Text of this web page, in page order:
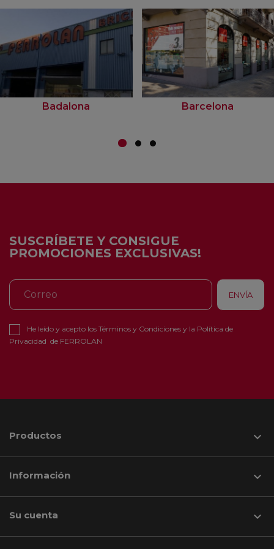
Badalona Barcelona
SUSCRÍBETE Y CONSIGUE
PROMOCIONES EXCLUSIVAS!
He leído y acepto los Términos y Condiciones y la Política de
Privacidad de FERROLAN
Productos 
Información 
Su cuenta 